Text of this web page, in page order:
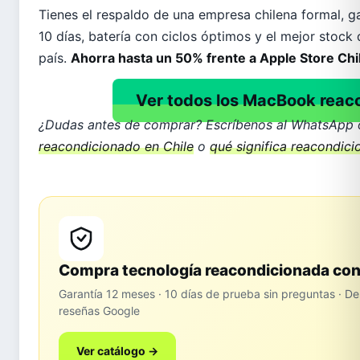
Tienes el respaldo de una empresa chilena formal,
10 días, batería con ciclos óptimos y el mejor stock
país. Ahorra hasta un 50% frente a Apple Store
Ver todos los MacBook
¿Dudas antes de comprar? Escríbenos al
reacondicionado en Chile o qué significa
Compra tecnología reacondicionada
Garantía 12 meses · 10 días de prueba sin preguntas ·
reseñas Google
Ver catálogo →